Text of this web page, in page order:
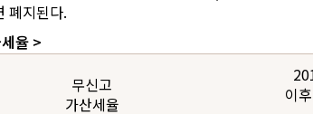
폐지된다.
율 >
이
무신고
가산세율